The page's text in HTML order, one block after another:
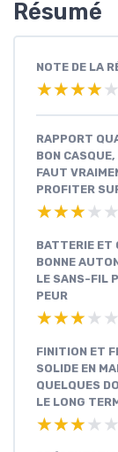
Résumé
NOTE DE LA
★★★★★
★★★★★
RAPPORT
BON
FAUT
PROFITER
★★★★★
★★★★★
BATTERIE ET
BONNE
LE SANS-FIL
PEUR
★★★★★
★★★★★
FINITION ET
SOLIDE EN
QUELQUES
LE LONG
★★★★★
★★★★★